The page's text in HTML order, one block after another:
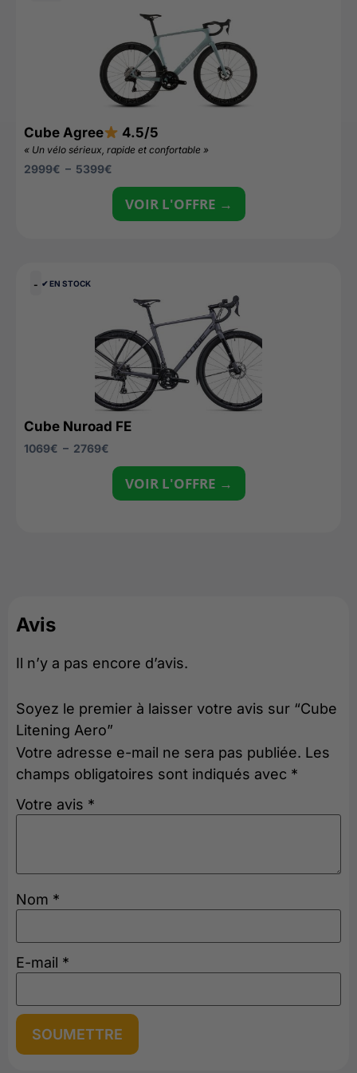
Cube Agree 4.5/5
« Un vélo sérieux, rapide et confortable »
2999€ – 5399€
VOIR L'OFFRE →
- ✔︎ EN STOCK
Cube Nuroad FE
1069€ – 2769€
VOIR L'OFFRE →
Avis
Il n’y a pas encore d’avis.
Soyez le premier à laisser votre avis sur “Cube
Litening Aero”
Votre adresse e-mail ne sera pas publiée. Les
champs obligatoires sont indiqués avec *
Votre avis *
Nom *
E-mail *